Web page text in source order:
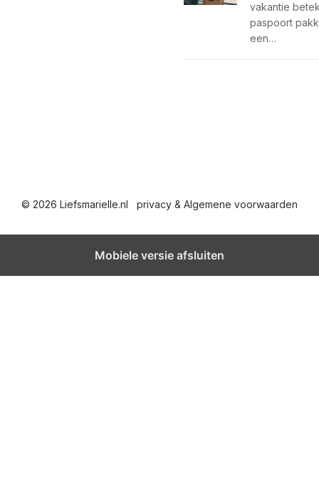
vakantie
paspoort
een…
© 2026 Liefsmarielle.nl privacy & Algemene voorwaarden
Mobiele versie afsluiten